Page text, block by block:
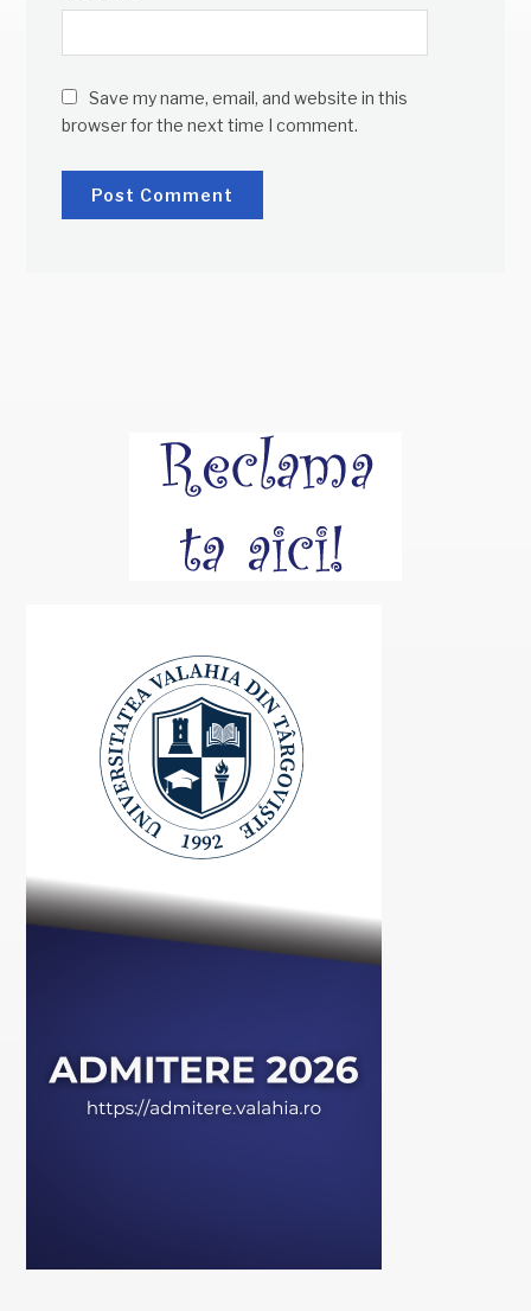
Save my name, email, and website in this
browser for the next time I comment.